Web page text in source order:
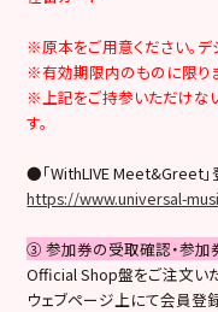
※原本をご用意ください。デ
※有効期限内のものに限りま
※上記をご持参いただけな
す。
●「WithLIVE Meet&Greet」
https://www.universal-
③ 参加券の受取確認・参加
Official Shop盤をご注文い
ウェブページ上にて会員登